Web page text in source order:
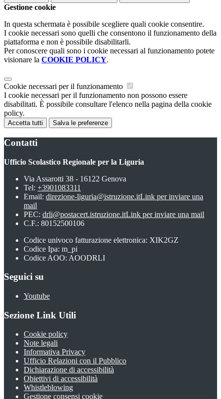
Gestione cookie
In questa schermata è possibile scegliere quali cookie consentire.
I cookie necessari sono quelli che consentono il funzionamento della
piattaforma e non è possibile disabilitarli.
Per conoscere quali sono i cookie necessari al funzionamento potete
visionare la COOKIE POLICY.
Cookie necessari per il funzionamento
I cookie necessari per il funzionamento non possono essere
disabilitati. È possibile consultare l'elenco nella pagina della cookie
policy.
Accetta tutti Salva le preferenze
Contatti
Ufficio Scolastico Regionale per la Liguria
Via Assarotti 38 - 16122 Genova
Tel: +3901083311
Email: direzione-liguria@istruzione.itLink per inviare una
mail
PEC: drli@postacert.istruzione.itLink per inviare una mail
C.F.: 80152500106
Codice univoco fatturazione elettronica: XIK2GZ
Codice Ipa: m_pi
Codice AOO: AOODRLI
Seguici su
Youtube
Sezione Link Utili
Cookie policy
Note legali
Informativa Privacy
Ufficio Relazioni con il Pubblico
Dichiarazione di accessibilità
Obiettivi di accessibilità
Whistleblowing
Gestione consensi cookie